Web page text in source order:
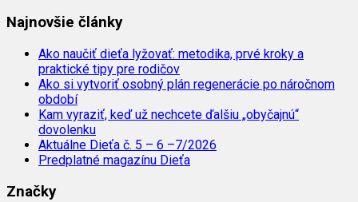
Najnovšie články
Ako naučiť dieťa lyžovať: metodika, prvé kroky a
praktické tipy pre rodičov
Ako si vytvoriť osobný plán regenerácie po náročnom
období
Kam vyraziť, keď už nechcete ďalšiu „obyčajnú“
dovolenku
Aktuálne Dieťa č. 5 – 6 –7/2026
Predplatné magazínu Dieťa
Značky